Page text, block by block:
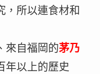
，所以連食材和
來自福岡的茅乃
年以上的歷史